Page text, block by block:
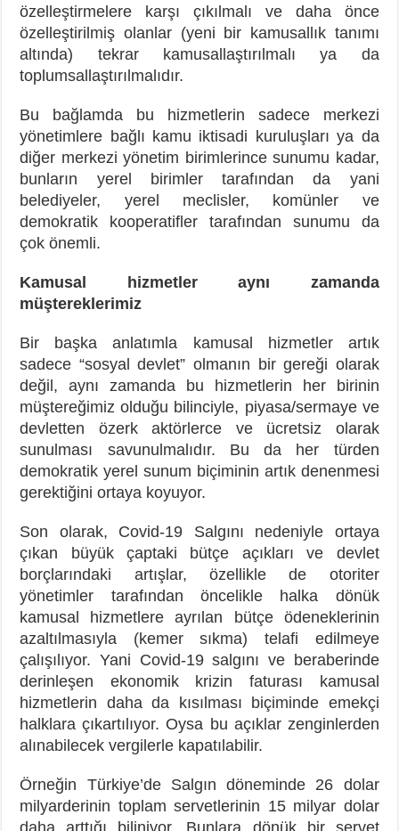
özelleştirmelere karşı çıkılmalı ve daha önce
özelleştirilmiş olanlar (yeni bir kamusallık tanımı
altında) tekrar kamusallaştırılmalı ya da
toplumsallaştırılmalıdır.
Bu bağlamda bu hizmetlerin sadece merkezi
yönetimlere bağlı kamu iktisadi kuruluşları ya da
diğer merkezi yönetim birimlerince sunumu kadar,
bunların yerel birimler tarafından da yani
belediyeler, yerel meclisler, komünler ve
demokratik kooperatifler tarafından sunumu da
çok önemli.
Kamusal hizmetler aynı zamanda
müştereklerimiz
Bir başka anlatımla kamusal hizmetler artık
sadece “sosyal devlet” olmanın bir gereği olarak
değil, aynı zamanda bu hizmetlerin her birinin
müştereğimiz olduğu bilinciyle, piyasa/sermaye ve
devletten özerk aktörlerce ve ücretsiz olarak
sunulması savunulmalıdır. Bu da her türden
demokratik yerel sunum biçiminin artık denenmesi
gerektiğini ortaya koyuyor.
Son olarak, Covid-19 Salgını nedeniyle ortaya
çıkan büyük çaptaki bütçe açıkları ve devlet
borçlarındaki artışlar, özellikle de otoriter
yönetimler tarafından öncelikle halka dönük
kamusal hizmetlere ayrılan bütçe ödeneklerinin
azaltılmasıyla (kemer sıkma) telafi edilmeye
çalışılıyor. Yani Covid-19 salgını ve beraberinde
derinleşen ekonomik krizin faturası kamusal
hizmetlerin daha da kısılması biçiminde emekçi
halklara çıkartılıyor. Oysa bu açıklar zenginlerden
alınabilecek vergilerle kapatılabilir.
Örneğin Türkiye’de Salgın döneminde 26 dolar
milyarderinin toplam servetlerinin 15 milyar dolar
daha arttığı biliniyor. Bunlara dönük bir servet